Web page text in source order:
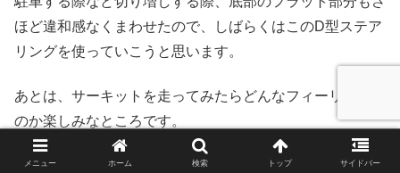
ほど違和感なくまわせたので、しばらくはこのD型ステア
リングを使っていこうと思います。
あとは、サーキットを走ってみたらどんなフィーリングな
のか楽しみなところです。
メニュー ホーム 検索 トップ サイドバー